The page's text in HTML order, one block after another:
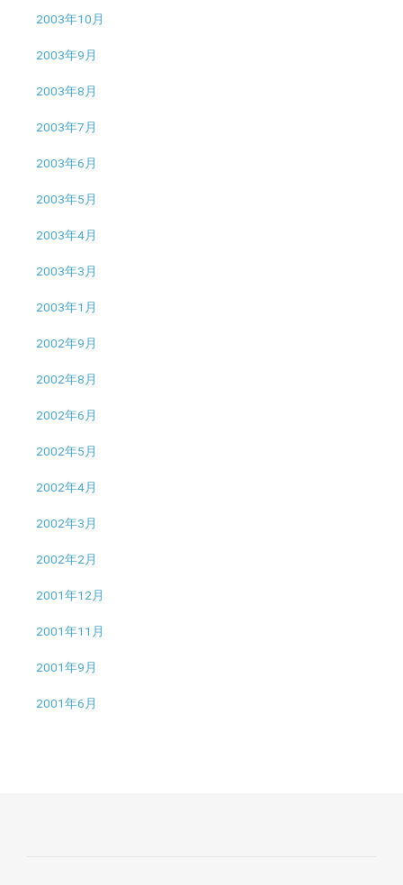
2003年10月
2003年9月
2003年8月
2003年7月
2003年6月
2003年5月
2003年4月
2003年3月
2003年1月
2002年9月
2002年8月
2002年6月
2002年5月
2002年4月
2002年3月
2002年2月
2001年12月
2001年11月
2001年9月
2001年6月